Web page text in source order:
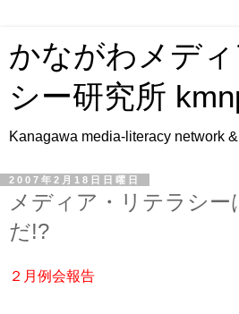
かながわメデ
シー研究所
Kanagawa media-literacy network
2007年2月18日日曜日
メディア・リテラシー
だ!?
２月例会報告